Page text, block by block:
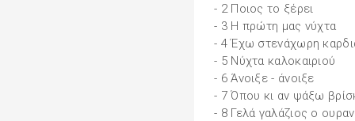
- 2 Ποιος το ξέρει
- 3 Η πρώτη μας νύχτα
- 4 Έχω στενάχωρη
- 5 Νύχτα καλοκαιριού
- 6 Άνοιξε - άνοιξε
- 7 Όπου κι αν ψάξω
- 8 Γελά γαλάζιος ο